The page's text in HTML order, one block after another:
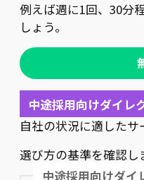
例えば週に1回、30分
しょう。
中途採用向けダイレ
自社の状況に適した
選び方の基準を確認し
中途採用向けダイ